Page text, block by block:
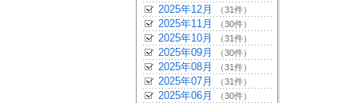
2025年12月 （31件）
2025年11月 （30件）
2025年10月 （31件）
2025年09月 （30件）
2025年08月 （31件）
2025年07月 （31件）
2025年06月 （30件）